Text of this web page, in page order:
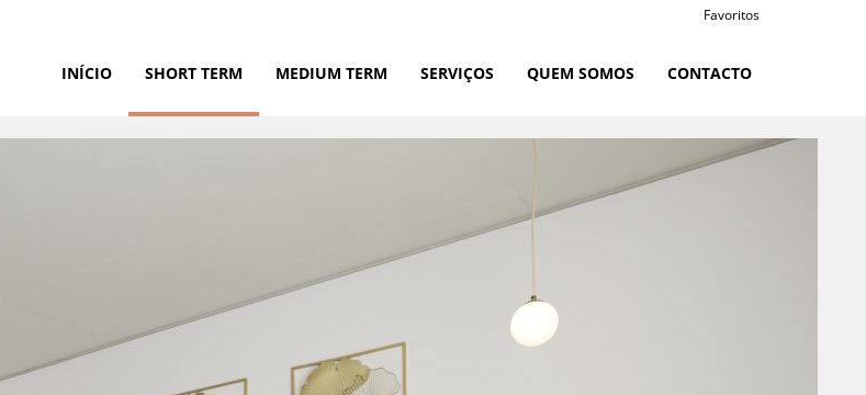
Favoritos
INÍCIO SHORT TERM MEDIUM TERM SERVIÇOS QUEM SOMOS CONTACTO